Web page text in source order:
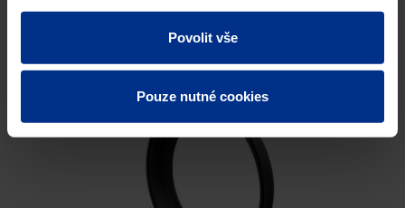
Povolit vše
Pouze nutné cookies